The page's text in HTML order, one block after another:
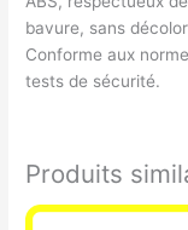
bavure, sans
Conforme aux
tests de sécurité.
Produits